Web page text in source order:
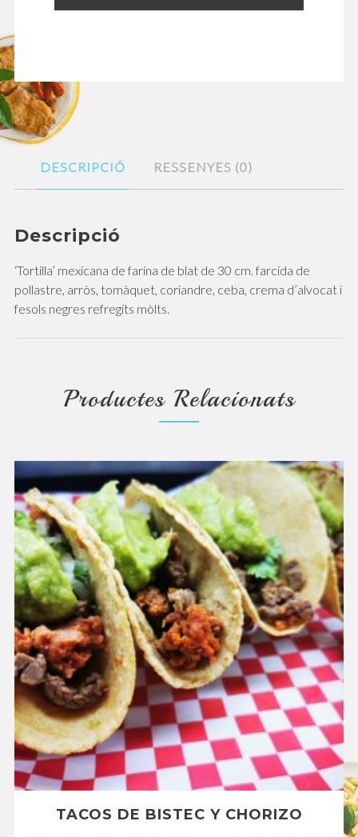
Pollo
DESCRIPCIÓ RESSENYES (0)
Descripció
‘Tortilla’ mexicana de farina de blat de 30 cm. farcida de
pollastre, arròs, tomàquet, coriandre, ceba, crema d’alvocat i
fesols negres refregits mòlts.
Productes Relacionats
TACOS DE BISTEC Y CHORIZO